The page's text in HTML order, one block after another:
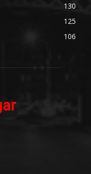
130
125
106